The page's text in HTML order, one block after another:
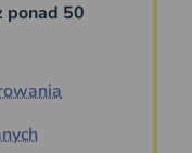
ponad 50